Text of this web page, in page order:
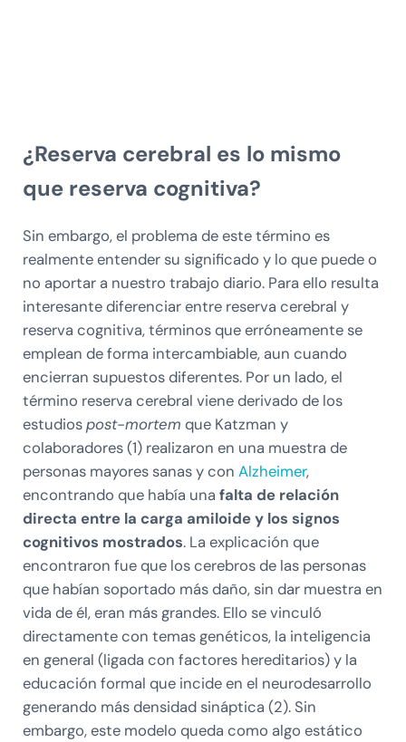
¿Reserva cerebral es lo mismo
que reserva cognitiva?
Sin embargo, el problema de este término es
realmente entender su significado y lo que puede o
no aportar a nuestro trabajo diario. Para ello resulta
interesante diferenciar entre reserva cerebral y
reserva cognitiva, términos que erróneamente se
emplean de forma intercambiable, aun cuando
encierran supuestos diferentes. Por un lado, el
término reserva cerebral viene derivado de los
estudiospost-mortem que Katzman y
colaboradores (1) realizaron en una muestra de
personas mayores sanas y con Alzheimer,
encontrando que había una falta de relación
directa entre la carga amiloide y los signos
cognitivos mostrados. La explicación que
encontraron fue que los cerebros de las personas
que habían soportado más daño, sin dar muestra en
vida de él, eran más grandes. Ello se vinculó
directamente con temas genéticos, la inteligencia
en general (ligada con factores hereditarios) y la
educación formal que incide en el neurodesarrollo
generando más densidad sináptica (2). Sin
embargo, este modelo queda como algo estático